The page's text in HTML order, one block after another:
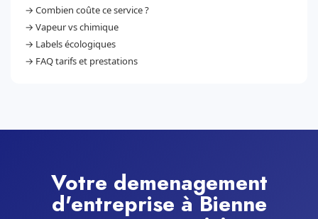
→ Combien coûte ce service ?
→ Vapeur vs chimique
→ Labels écologiques
→ FAQ tarifs et prestations
Votre demenagement
d'entreprise à Bienne